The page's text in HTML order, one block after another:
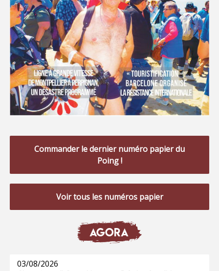
Commander le dernier numéro papier du
Poing !
Voir tous les numéros papier
AGORA
03/08/2026